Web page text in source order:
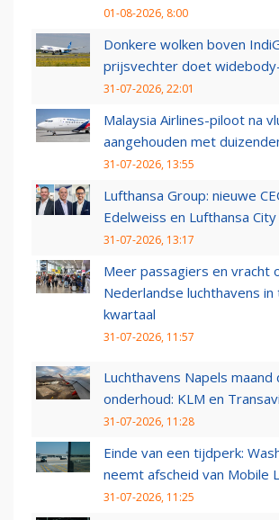
01-08-2026, 8:00
Donkere wolken boven
prijsvechter doet
31-07-2026, 22:01
Malaysia Airlines-piloot na
aangehouden met
31-07-2026, 13:55
Lufthansa Group: nieuwe
Edelweiss en Lufthansa City
31-07-2026, 13:17
Meer passagiers en vracht
Nederlandse luchthavens
kwartaal
31-07-2026, 11:57
Luchthavens Napels
onderhoud: KLM en
31-07-2026, 11:28
Einde van een tijdperk:
neemt afscheid van Mobile
31-07-2026, 11:25